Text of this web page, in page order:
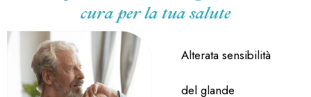
cura per la tua salute
Alterata sensibilità
del glande